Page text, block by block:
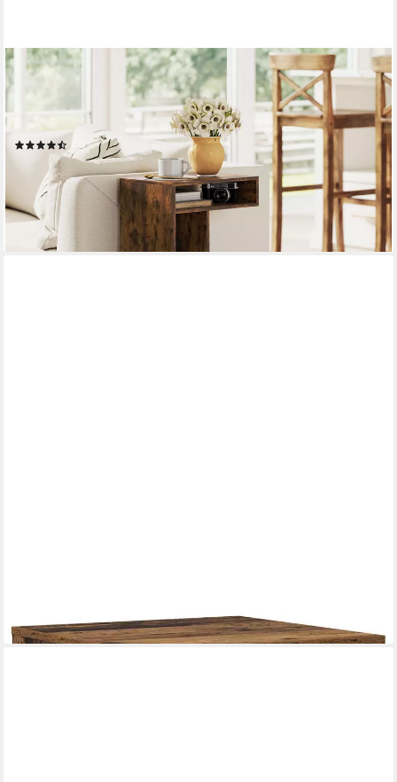
HOMCOM
Beistelltisch Nachttisch, Couchtisch mit 4 Regalen, Rollen (C-
förmig Wohnzimmertisch, 1-St., Laptoptisch), für Wohnzimmer
Schlafzimmer 40 x 30 x 69 cm Rustikal-Braun
(13)
28,99 € UVP73,90 €
-61%
lieferbar - in 2-3 Werktagen bei dir
lieferbar - in 4-5 Werktagen bei dir